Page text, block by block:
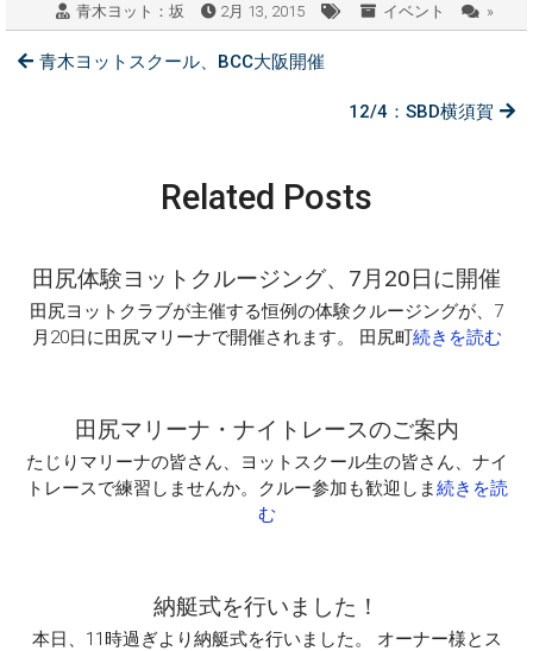
青木ヨット：坂 2月 13, 2015 イベント »
青木ヨットスクール、BCC大阪開催
12/4：SBD横須賀
Related Posts
田尻体験ヨットクルージング、7月20日に開催
田尻ヨットクラブが主催する恒例の体験クルージングが、7
月20日に田尻マリーナで開催されます。 田尻町続きを読む
田尻マリーナ・ナイトレースのご案内
たじりマリーナの皆さん、ヨットスクール生の皆さん、ナイ
トレースで練習しませんか。クルー参加も歓迎しま続きを読
む
納艇式を行いました！
本日、11時過ぎより納艇式を行いました。 オーナー様とス